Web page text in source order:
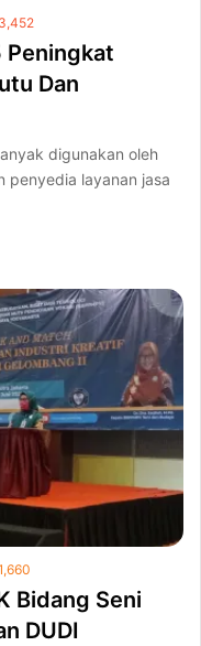
3,452
Peningkat
Dan
digunakan oleh
penyedia layanan jasa
Bidang Seni
DUDI